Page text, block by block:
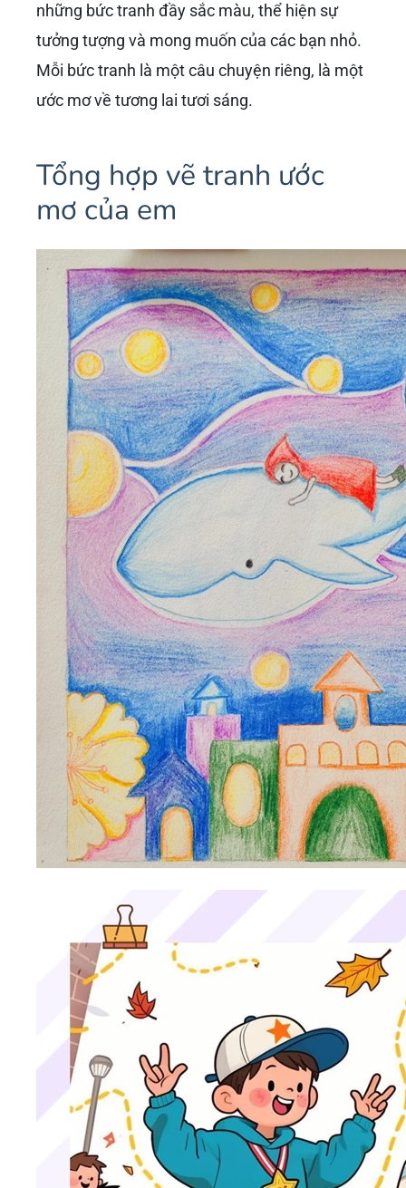
những bức tranh đầy sắc màu, thể hiện sự
tưởng tượng và mong muốn của các bạn nhỏ.
Mỗi bức tranh là một câu chuyện riêng, là một
ước mơ về tương lai tươi sáng.
Tổng hợp vẽ tranh ước
mơ của em